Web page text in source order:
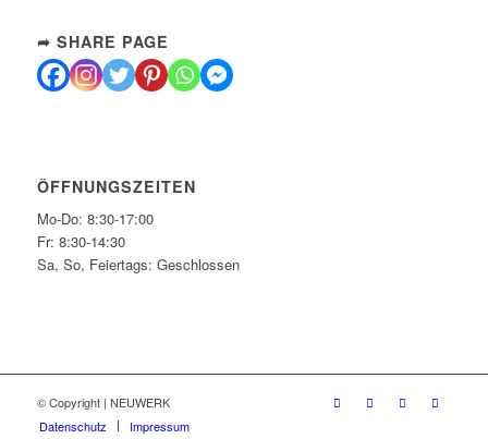
➦ SHARE PAGE
ÖFFNUNGSZEITEN
Mo-Do: 8:30-17:00
Fr: 8:30-14:30
Sa, So, Feiertags: Geschlossen
© Copyright | NEUWERK
Datenschutz
Impressum